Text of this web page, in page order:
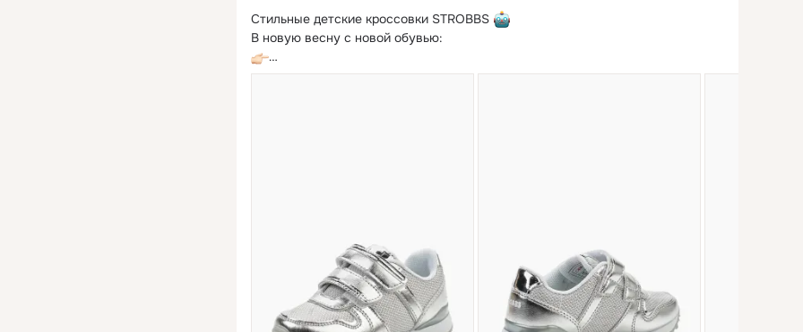
Стильные детские кроссовки STROBBS